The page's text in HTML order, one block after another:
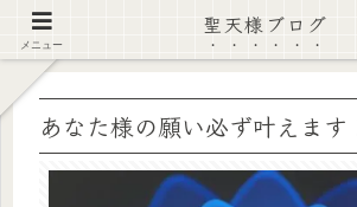
【注意喚起】偽サイト及び偽情報に注
あなた様の願い必ず叶えます
メニュー
聖天様ブログ